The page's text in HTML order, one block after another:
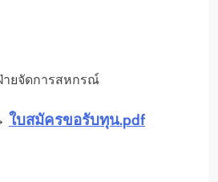
ยจัดการสหกรณ์
ใบสมัครขอรับทุน.pdf